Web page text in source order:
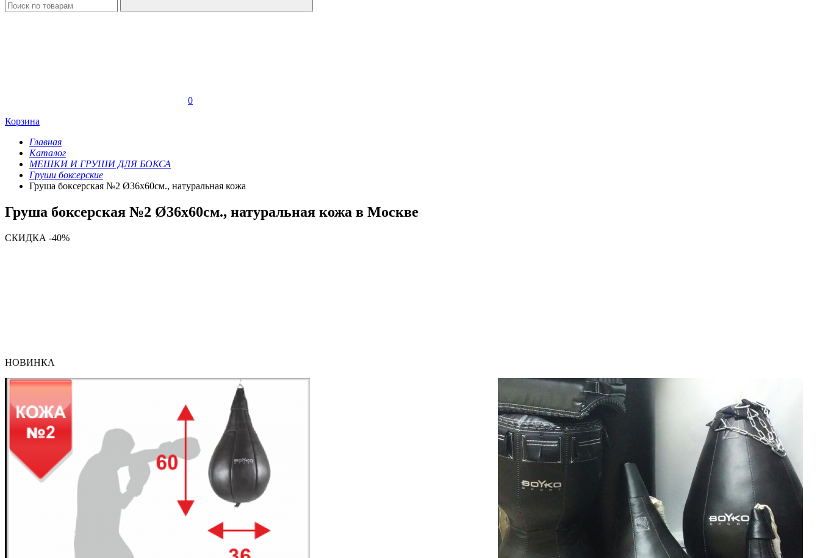
0
Корзина
Главная
Каталог
МЕШКИ И ГРУШИ ДЛЯ БОКСА
Груши боксерские
Груша боксерская №2 Ø36х60см., натуральная кожа
Груша боксерская №2 Ø36х60см., натуральная кожа в Москве
СКИДКА -40%
НОВИНКА